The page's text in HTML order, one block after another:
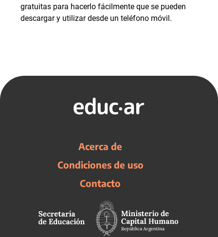
gratuitas para hacerlo fácilmente que se pueden
descargar y utilizar desde un teléfono móvil.
Acerca de
Condiciones de uso
Contacto